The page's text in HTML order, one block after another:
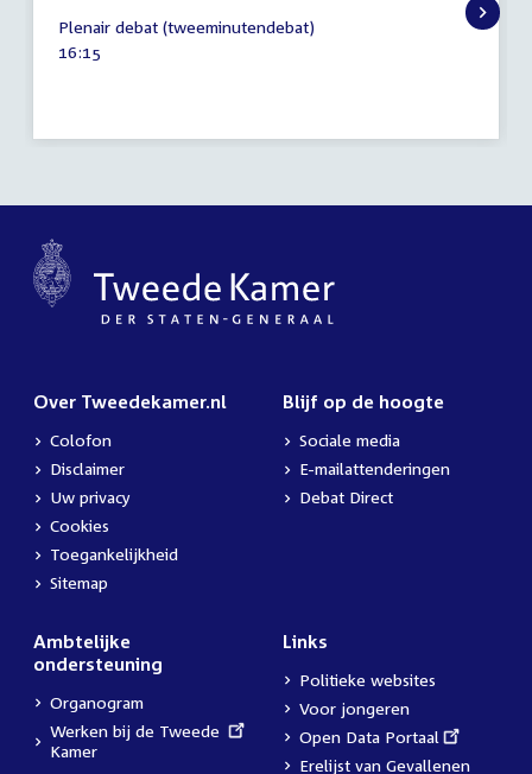
mei
2026
Plenair debat (tweeminutendebat)
Tijd
16:15
Over Tweedekamer.nl
Colofon
Disclaimer
Uw privacy
Cookies
Toegankelijkheid
Sitemap
Blijf op de hoogte
Sociale media
E-mailattenderingen
Debat Direct
Ambtelijke
ondersteuning
Organogram
External
link:
Werken bij de Tweede
Kamer
Links
Politieke websites
Voor jongeren
External
link:
Open Data Portaal
Erelijst van Gevallenen